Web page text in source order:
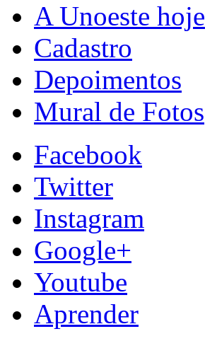
A Unoeste hoje
Cadastro
Depoimentos
Mural de Fotos
Facebook
Twitter
Instagram
Google+
Youtube
Aprender